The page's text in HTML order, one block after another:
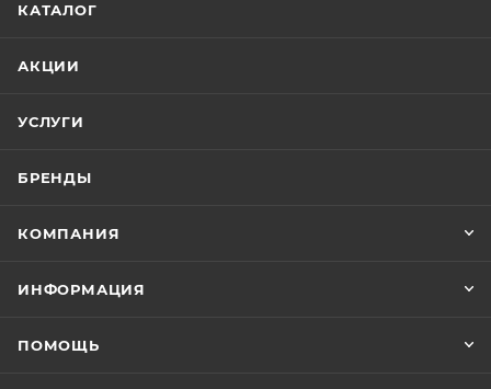
КАТАЛОГ
АКЦИИ
УСЛУГИ
БРЕНДЫ
КОМПАНИЯ
ИНФОРМАЦИЯ
ПОМОЩЬ